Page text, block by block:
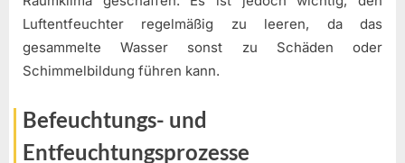
Luftentfeuchter regelmäßig zu leeren, da das
gesammelte Wasser sonst zu Schäden oder
Schimmelbildung führen kann.
Befeuchtungs- und
Entfeuchtungsprozesse